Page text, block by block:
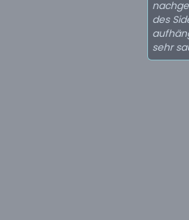
des
sehr